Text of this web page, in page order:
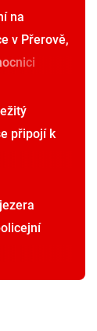
na
v Přerově,
připojí k